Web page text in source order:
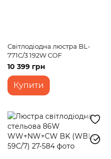
Світлодіодна люстра BL-
771C/3 192W COF
10 399 грн
Купити